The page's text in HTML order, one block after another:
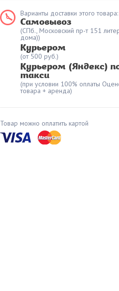
Варианты доставки этого товара:
Самовывоз
(СПб., Московский пр-т 151
дома))
Курьером
(от 500 руб.)
Курьером (Яндекс)
такси
(при условии 100% оплаты
товара + аренда)
Товар можно оплатить картой